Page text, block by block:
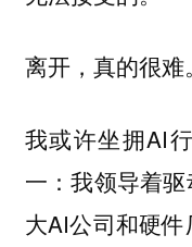
离开，真的很难。
我或许坐拥AI
一：我领导着
大AI公司和硬